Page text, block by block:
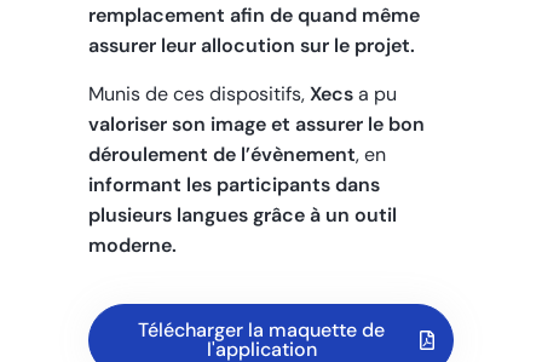
remplacement afin de quand même
assurer leur allocution sur le projet.
Munis de ces dispositifs,Xecsa pu
valoriser son image et assurer le bon
déroulement de l’évènement, en
informant les participants dans
plusieurs langues grâce à un outil
moderne.
Télécharger la maquette de
l'application